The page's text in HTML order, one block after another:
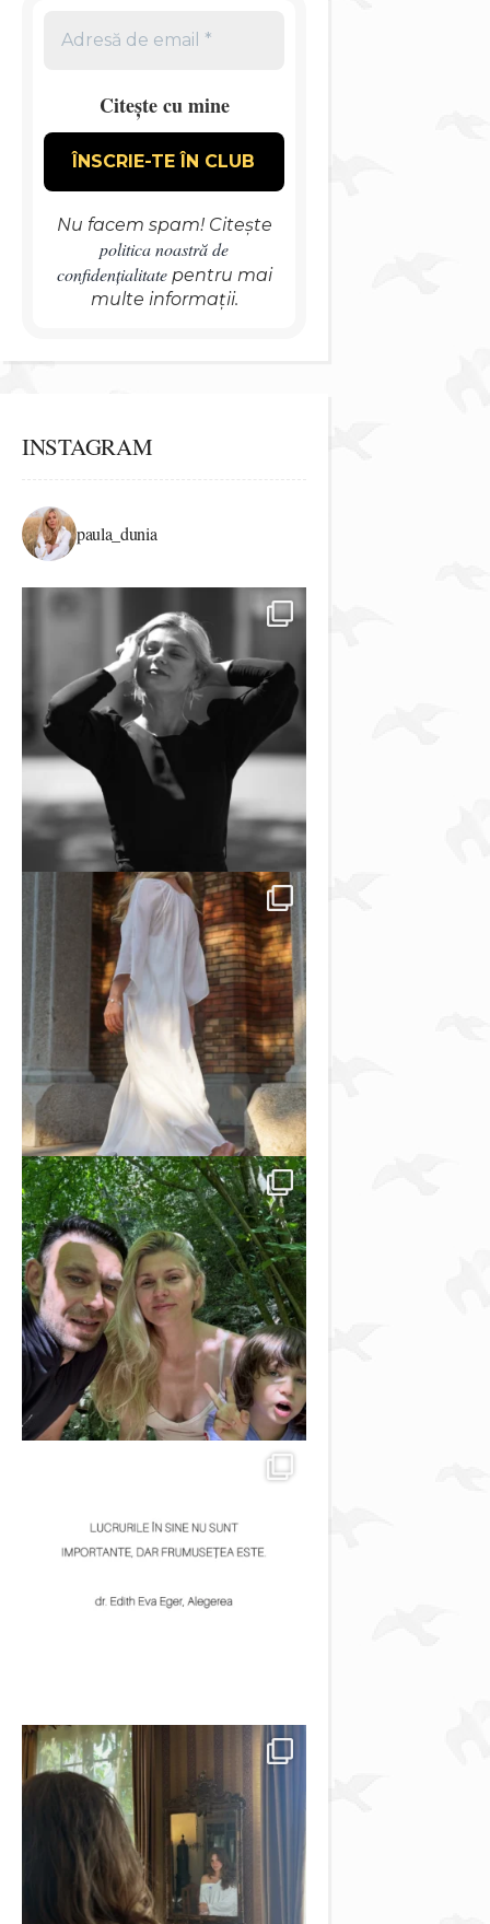
Citește cu mine
Nu facem spam! Citește
politica noastră de
confidențialitatepentru mai
multe informații.
INSTAGRAM
paula_dunia